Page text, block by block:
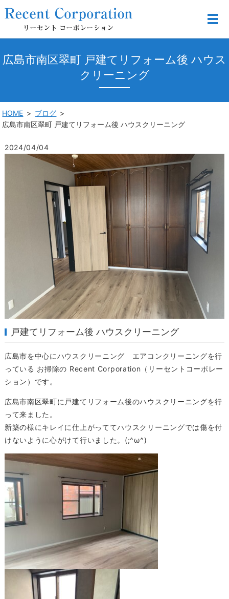
広島市南区翠町 戸建てリフォーム後 ハウス
クリーニング
HOME
ブログ
広島市南区翠町 戸建てリフォーム後 ハウスクリーニング
2024/04/04
戸建てリフォーム後 ハウスクリーニング
広島市を中心にハウスクリーニング エアコンクリーニングを行
っている お掃除の Recent Corporation（リーセントコーポレー
ション）です。
広島市南区翠町に戸建てリフォーム後のハウスクリーニングを行
って来ました。
新築の様にキレイに仕上がっててハウスクリーニングでは傷を付
けないように心がけて行いました。(;^ω^)